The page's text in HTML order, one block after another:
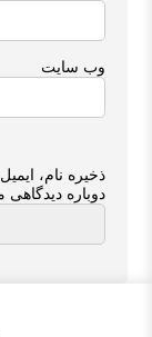
وب‌ سایت
ذخیره نام،
دوباره